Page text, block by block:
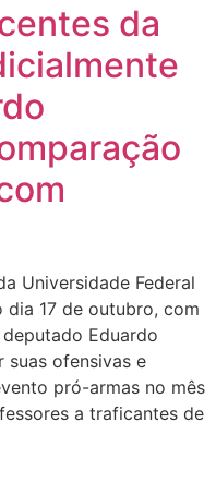
da
Universidade Federal
dia 17 de outubro, com
Eduardo
suas ofensivas e
pró-armas no mês
a traficantes de